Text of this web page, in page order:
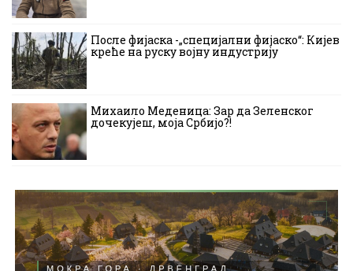
После фијаска -„специјални фијаско“: Кијев
креће на руску војну индустрију
Михаило Меденица: Зар да Зеленског
дочекујеш, моја Србијо?!